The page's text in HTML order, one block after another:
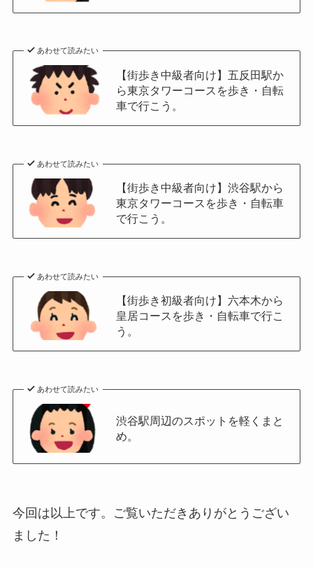
あわせて読みたい
【街歩き中級者向け】五反田駅か
ら東京タワーコースを歩き・自転
車で行こう。
あわせて読みたい
【街歩き中級者向け】渋谷駅から
東京タワーコースを歩き・自転車
で行こう。
あわせて読みたい
【街歩き初級者向け】六本木から
皇居コースを歩き・自転車で行こ
う。
あわせて読みたい
渋谷駅周辺のスポットを軽くまと
め。
今回は以上です。ご覧いただきありがとうござい
ました！